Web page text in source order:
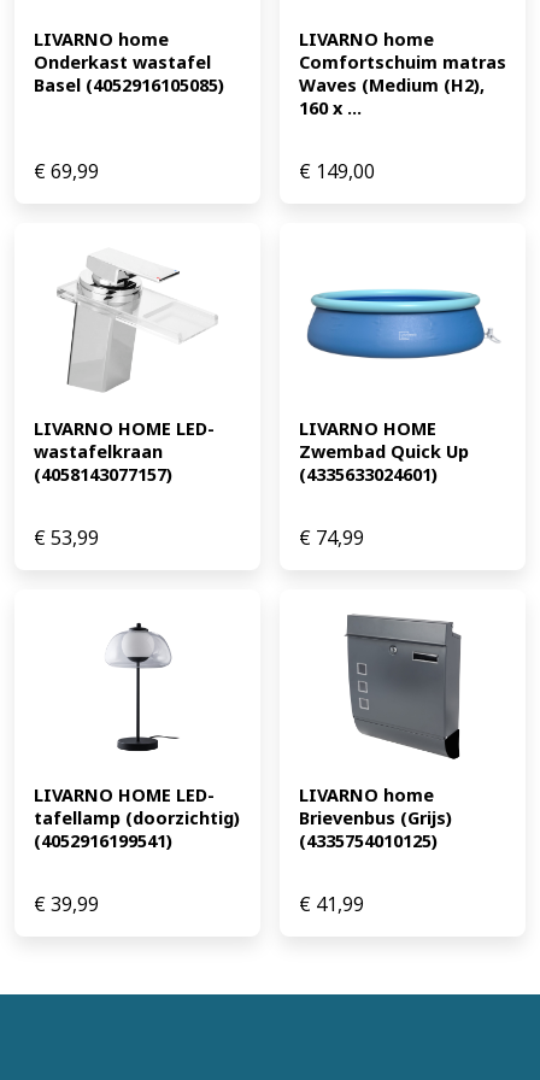
de levensduur verlengen. Investeer in je welzijn Het
(EAN: 4052916124420)
LIVARNO home
Onderkast wastafel
Basel (4052916105085)
€69,99
LIVARNO home
Comfortschuim matras
Waves (Medium (H2),
160 x ...
€ 149,00
LIVARNO HOME LED-
wastafelkraan
(4058143077157)
€53,99
LIVARNO HOME
Zwembad Quick Up
(4335633024601)
€ 74,99
LIVARNO HOME LED-
tafellamp (doorzichtig)
(4052916199541)
€39,99
LIVARNO home
Brievenbus (Grijs)
(4335754010125)
€ 41,99